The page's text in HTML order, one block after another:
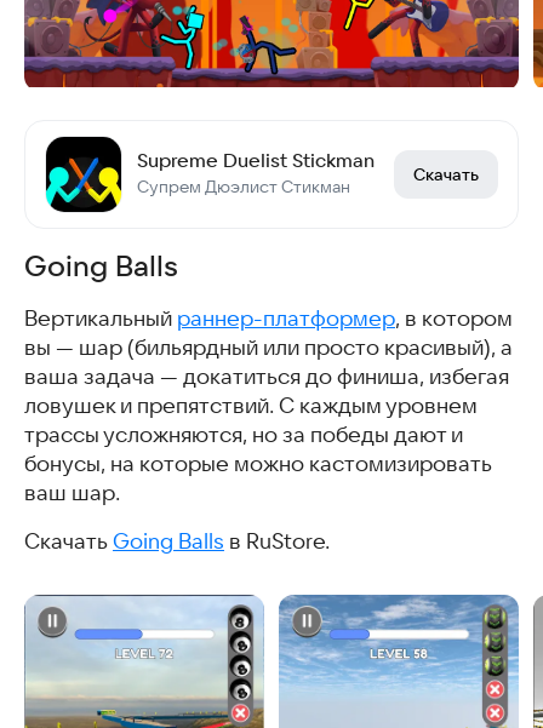
Supreme Duelist Stickman
Супрем Дюэлист Стикман
Скачать
Going Balls
Вертикальный раннер-платформер, в котором
вы — шар (бильярдный или просто красивый), а
ваша задача — докатиться до финиша, избегая
ловушек и препятствий. С каждым уровнем
трассы усложняются, но за победы дают и
бонусы, на которые можно кастомизировать
ваш шар.
Скачать Going Balls в RuStore.